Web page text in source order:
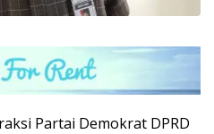
Partai Demokrat DPRD